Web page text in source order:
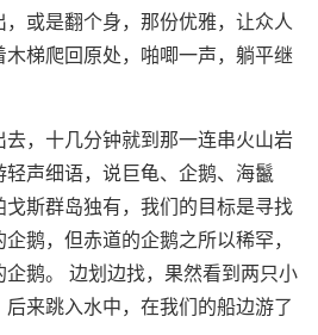
或是翻个身，那份优雅，让众人
梯爬回原处，啪唧一声，躺平继
去，十几分钟就到那一连串火山岩
声细语，说巨龟、企鹅、海鬣
斯群岛独有，我们的目标是寻找
鹅，但赤道的企鹅之所以稀罕，
企鹅。 边划边找，果然看到两只小
来跳入水中，在我们的船边游了